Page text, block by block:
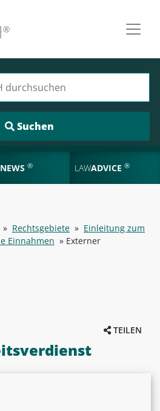
NEWS ® LAWADVICE ®
» Rechtsgebiete » Einleitung zum
Einnahmen » Externer
TEILEN